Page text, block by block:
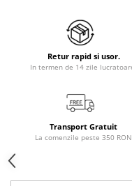
Retur rapid si usor.
In termen de 14 zile
Transport Gratuit
La comenzile peste 350 RON